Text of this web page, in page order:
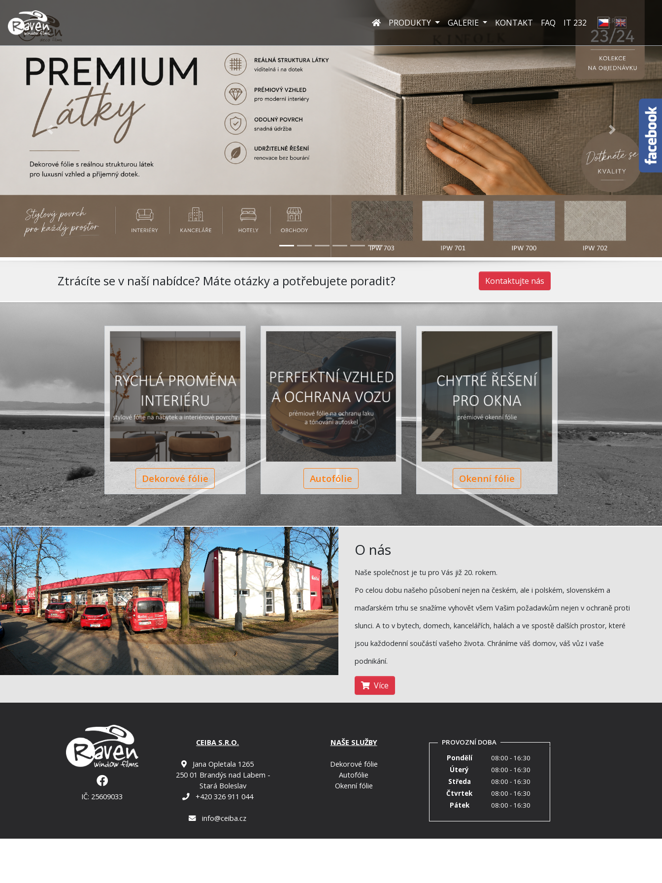
PRODUKTY GALERIE KONTAKT FAQ IT 232
Previous Next
Ztrácíte se v naší nabídce? Máte otázky a potřebujete poradit? Kontaktujte nás
Dekorové fólie Autofólie Okenní fólie
O nás
Naše společnost je tu pro Vás již 20. rokem.
Po celou dobu našeho působení nejen na českém, ale i polském, slovenském a
maďarském trhu se snažíme vyhovět všem Vašim požadavkům nejen v ochraně proti
slunci. A to v bytech, domech, kancelářích, halách a ve spostě dalších prostor, které
jsou každodenní součástí vašeho života. Chráníme váš domov, váš vůz i vaše
podnikání.
Více
IČ: 25609033
CEIBA S.R.O.
Jana Opletala 1265
250 01 Brandýs nad Labem -
Stará Boleslav
+420 326 911 044
info@ceiba.cz
NAŠE SLUŽBY
Dekorové fólie
Autofólie
Okenní fólie
PROVOZNÍ DOBA
Pondělí
08:00 - 16:30
Úterý
08:00 - 16:30
Středa
08:00 - 16:30
Čtvrtek
08:00 - 16:30
Pátek
08:00 - 16:30